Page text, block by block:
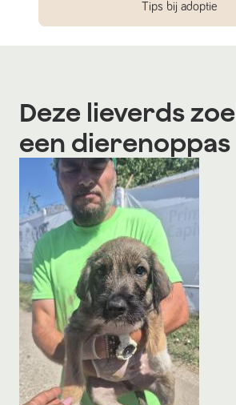
Tips bij adoptie
Deze lieverds
een dierenoppas